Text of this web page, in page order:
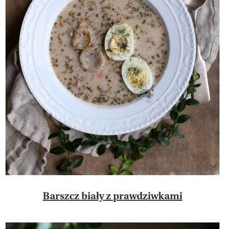
Barszcz biały z prawdziwkami